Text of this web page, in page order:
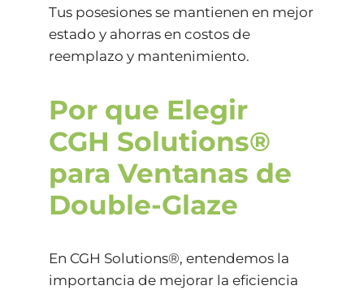
Tus posesiones se mantienen en mejor
estado y ahorras en costos de
reemplazo y mantenimiento.
Por que Elegir
CGH Solutions®
para Ventanas de
Double-Glaze
En CGH Solutions®, entendemos la
importancia de mejorar la eficiencia